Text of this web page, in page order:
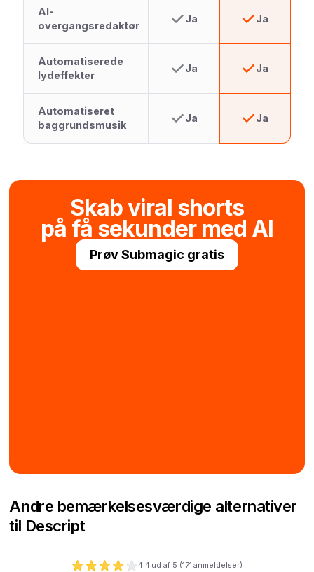
AI-
overgangsredaktør
Ja Ja
Automatiserede
lydeffekter
Ja Ja
Automatiseret
baggrundsmusik
Ja Ja
Skab viral shorts
på få sekunder med AI
Prøv Submagic gratis
Andre bemærkelsesværdige alternativer
til Descript
4.4 ud af 5 (171 anmeldelser)